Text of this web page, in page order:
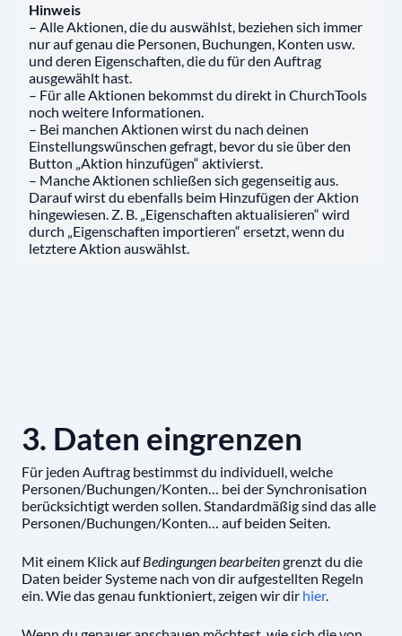
Hinweis
– Alle Aktionen, die du auswählst, beziehen sich immer
nur auf genau die Personen, Buchungen, Konten usw.
und deren Eigenschaften, die du für den Auftrag
ausgewählt hast.
– Für alle Aktionen bekommst du direkt in ChurchTools
noch weitere Informationen.
– Bei manchen Aktionen wirst du nach deinen
Einstellungswünschen gefragt, bevor du sie über den
Button „Aktion hinzufügen“ aktivierst.
– Manche Aktionen schließen sich gegenseitig aus.
Darauf wirst du ebenfalls beim Hinzufügen der Aktion
hingewiesen. Z. B. „Eigenschaften aktualisieren“ wird
durch „Eigenschaften importieren“ ersetzt, wenn du
letztere Aktion auswählst.
3. Daten eingrenzen
Für jeden Auftrag bestimmst du individuell, welche
Personen/Buchungen/Konten… bei der Synchronisation
berücksichtigt werden sollen. Standardmäßig sind das alle
Personen/Buchungen/Konten… auf beiden Seiten.
Mit einem Klick aufBedingungen bearbeitengrenzt du die
Daten beider Systeme nach von dir aufgestellten Regeln
ein. Wie das genau funktioniert, zeigen wir dir hier.